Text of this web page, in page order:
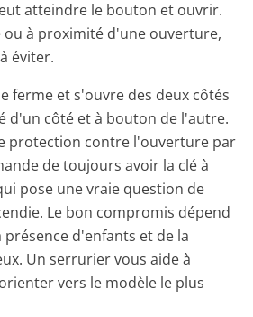
atteindre le bouton et ouvrir.
à proximité d'une ouverture,
éviter.
ferme et s'ouvre des deux côtés
d'un côté et à bouton de l'autre.
protection contre l'ouverture par
de toujours avoir la clé à
pose une vraie question de
Le bon compromis dépend
d'enfants et de la
Un serrurier vous aide à
vers le modèle le plus